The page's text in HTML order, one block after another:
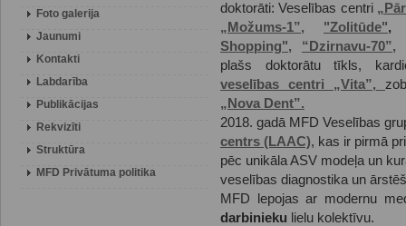
Foto galerija
Jaunumi
Kontakti
Labdarība
Publikācijas
Rekvizīti
Struktūra
MFD Privātuma politika
doktorāti: Veselības centri
„Možums-1”,
"Zolitūde"
Shopping",
“Dzirnavu-70”,
plašs doktorātu tīkls,
veselības centri „Vita”,
„Nova Dent”.
2018. gadā MFD Veselības
centrs (LAAC), kas ir pirmā
pēc unikāla ASV modeļa un
veselības diagnostika un
MFD lepojas ar modernu
darbinieku lielu kolektīvu.